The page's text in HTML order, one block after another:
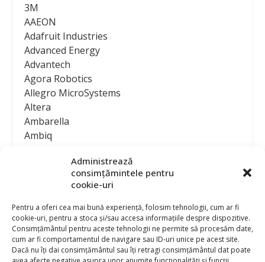
Administrează
consimțămintele pentru
cookie-uri
Pentru a oferi cea mai bună experiență, folosim tehnologii, cum ar fi
cookie-uri, pentru a stoca și/sau accesa informațiile despre dispozitive.
Consimțământul pentru aceste tehnologii ne permite să procesăm date,
cum ar fi comportamentul de navigare sau ID-uri unice pe acest site.
Dacă nu îți dai consimțământul sau îți retragi consimțământul dat poate
3M
AAEON
Adafruit Industries
Advanced Energy
Advantech
Agora Robotics
Allegro MicroSystems
Altera
Ambarella
Ambiq
Analog Devices
Anritsu Corporation
Ansys
APS
Arduino
Arm